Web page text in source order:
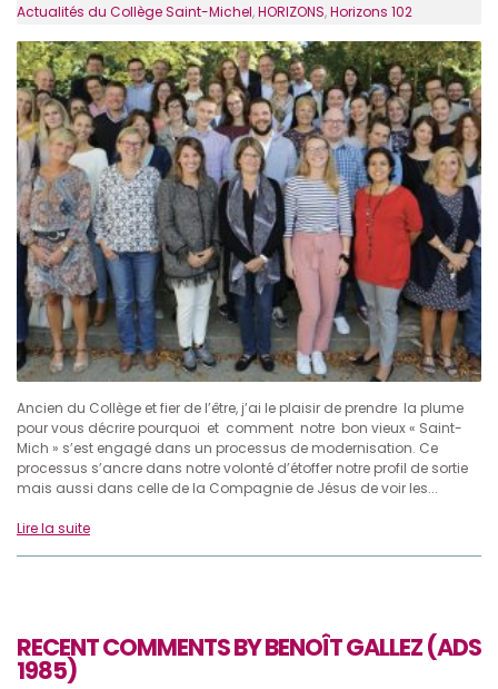
Actualités du Collège Saint-Michel,HORIZONS,Horizons 102
Ancien du Collège et fier de l’être, j’ai le plaisir de prendre la plume
pour vous décrire pourquoi et comment notre bon vieux « Saint-
Mich » s’est engagé dans un processus de modernisation. Ce
processus s’ancre dans notre volonté d’étoffer notre profil de sortie
mais aussi dans celle de la Compagnie de Jésus de voir les...
Lire la suite
RECENT COMMENTS BY BENOÎT GALLEZ (ADS
1985)